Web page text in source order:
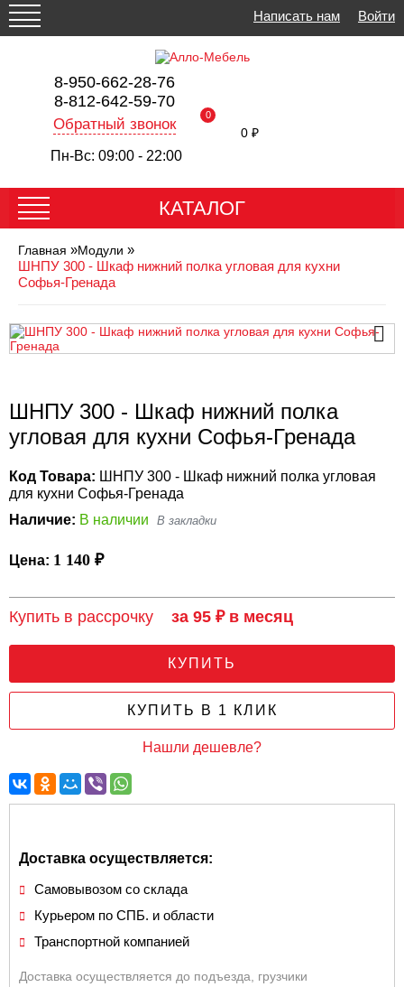
Написать нам Войти
8-950-662-28-76
8-812-642-59-70
Обратный звонок
Пн-Вс: 09:00 - 22:00
0
0 ₽
КАТАЛОГ
Главная »Модули »
ШНПУ 300 - Шкаф нижний полка угловая для кухни
Софья-Гренада
ШНПУ 300 - Шкаф нижний полка
угловая для кухни Софья-Гренада
Код Товара: ШНПУ 300 - Шкаф нижний полка угловая
для кухни Софья-Гренада
Наличие: В наличии
Цена: 1 140 ₽
Купить в рассрочку за 95 ₽ в месяц
КУПИТЬ
КУПИТЬ В 1 КЛИК
Нашли дешевле?
Доставка осуществляется:
Самовывозом со склада
Курьером по СПБ. и области
Транспортной компанией
Доставка осуществляется до подъезда, грузчики